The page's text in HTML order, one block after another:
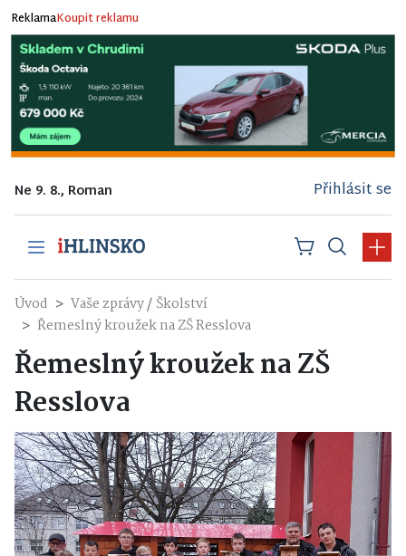
ReklamaKoupit reklamu
Ne 9. 8., Roman Přihlásit se
Úvod Vaše zprávy/ Školství
Řemeslný kroužek na ZŠ Resslova
Řemeslný kroužek na ZŠ
Resslova